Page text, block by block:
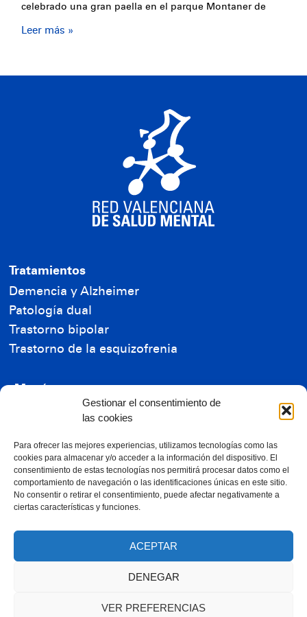
Gestionar el consentimiento de
las cookies
Para ofrecer las mejores experiencias, utilizamos tecnologías como las
cookies para almacenar y/o acceder a la información del dispositivo. El
consentimiento de estas tecnologías nos permitirá procesar datos como el
comportamiento de navegación o las identificaciones únicas en este sitio.
No consentir o retirar el consentimiento, puede afectar negativamente a
ciertas características y funciones.
ACEPTAR
DENEGAR
VER PREFERENCIAS
celebrado una gran paella en el parque Montaner de
Leer más »
Tratamientos
Demencia y Alzheimer
Patología dual
Trastorno bipolar
Trastorno de la esquizofrenia
Menú
Residencia de Mayores
Reconocimientos
Ayudas económicas
Contacta con nosotros
Trabaja con nosotros